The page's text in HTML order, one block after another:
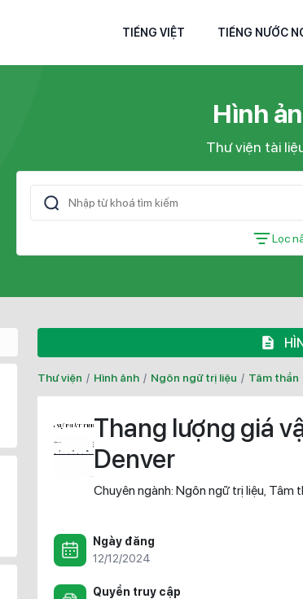
TIẾNG VIỆT TIẾNG NƯỚC
Hình
Thư viện tài
Lọc
Thư viện / Hình ảnh / Ngôn ngữ trị liệu / Tâm thần
Thang lượng giá
Denver
Chuyên ngành: Ngôn ngữ trị liệu Tâm
Ngày đăng
12/12/2024
Quyền truy cập